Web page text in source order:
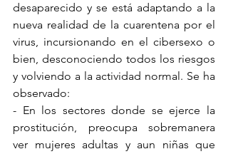
desaparecido y se está adaptando a la
nueva realidad de la cuarentena por el
virus, incursionando en el cibersexo o
bien, desconociendo todos los riesgos
y volviendo a la actividad normal. Se ha
observado:
- En los sectores donde se ejerce la
prostitución, preocupa sobremanera
ver mujeres adultas y aun niñas que